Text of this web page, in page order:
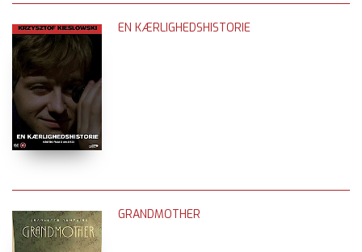
EN KÆRLIGHEDSHISTORIE
GRANDMOTHER